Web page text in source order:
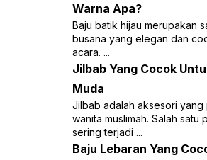
Warna Apa?
Baju batik hijau merupakan
busana yang elegan dan
acara. ...
Jilbab Yang Cocok
Muda
Jilbab adalah aksesori
wanita muslimah. Salah satu
sering terjadi ...
Baju Lebaran Yang